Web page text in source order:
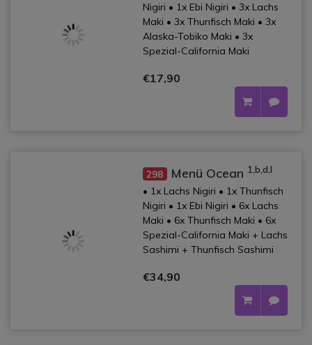
Nigiri • 1x Ebi Nigiri • 3x Lachs
Maki • 3x Thunfisch Maki • 3x
Alaska-Tobiko Maki • 3x
Spezial-California Maki
€17,90
298 Menü Ocean 1,b,d,l
• 1x Lachs Nigiri • 1x Thunfisch
Nigiri • 1x Ebi Nigiri • 6x Lachs
Maki • 6x Thunfisch Maki • 6x
Spezial-California Maki + Lachs
Sashimi + Thunfisch Sashimi
€34,90